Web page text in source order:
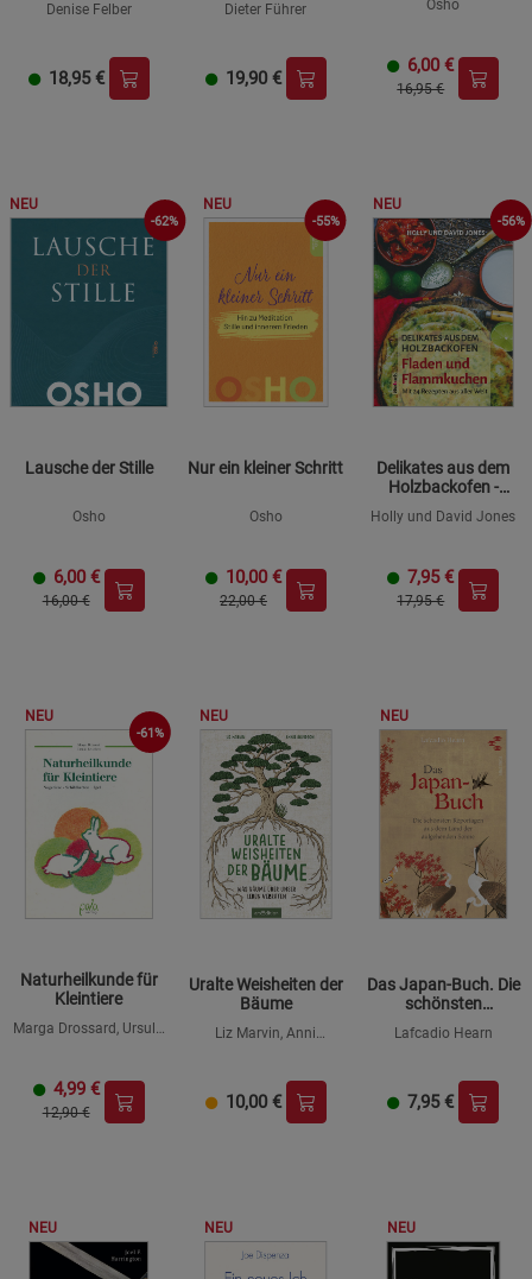
Denise Felber
18,95 €
Dieter Führer
19,90 €
Osho
6,00 €
16,95 €
NEU
-62%
Lausche der Stille
Osho
6,00 €
16,00 €
NEU
-55%
Nur ein kleiner Schritt
Osho
10,00 €
22,00 €
NEU
-56%
Delikates aus dem
Holzbackofen -
Flammkuchen
Holly und David Jones
7,95 €
17,95 €
NEU
-61%
Naturheilkunde für
Kleintiere
Marga Drossard, Ursula
4,99 €
12,90 €
NEU
Uralte Weisheiten der
Bäume
Liz Marvin, Anni
10,00 €
NEU
Das Japan-Buch. Die
schönsten
Land der
Lafcadio Hearn
7,95 €
NEU NEU NEU